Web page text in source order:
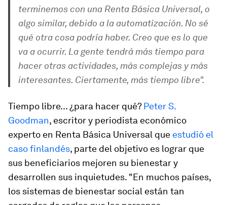
terminemos con una Renta Básica Universal, o
algo similar, debido a la automatización. No sé
qué otra cosa podría haber. Creo que es lo que
va a ocurrir. La gente tendrá más tiempo para
hacer otras actividades, más complejas y más
interesantes. Ciertamente, más tiempo libre".
Tiempo libre... ¿para hacer qué?Peter S.
Goodman, escritor y periodista económico
experto en Renta Básica Universal que estudió el
caso finlandés, parte del objetivo es lograr que
sus beneficiarios mejoren su bienestar y
desarrollen sus inquietudes. "En muchos países,
los sistemas de bienestar social están tan